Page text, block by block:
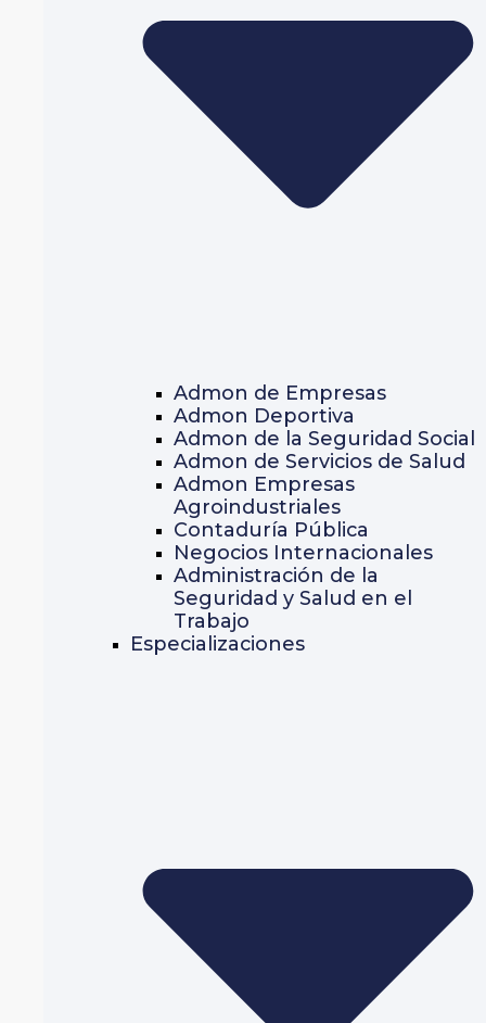
Admon de Empresas
Admon Deportiva
Admon de la Seguridad Social
Admon de Servicios de Salud
Admon Empresas
Agroindustriales
Contaduría Pública
Negocios Internacionales
Administración de la
Seguridad y Salud en el
Trabajo
Especializaciones